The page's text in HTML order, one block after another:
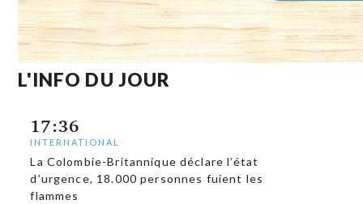
L'INFO DU JOUR
17:36
INTERNATIONAL
La Colombie-Britannique déclare l’état
d’urgence, 18.000 personnes fuient les
flammes